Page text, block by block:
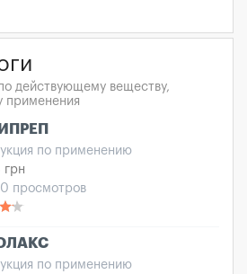
действующему веществу,
применения
по применению
грн
просмотров
по применению